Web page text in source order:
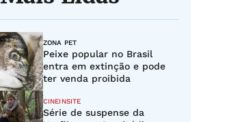
ZONA PET
Peixe popular no Brasil
entra em extinção e pode
ter venda proibida
CINEINSITE
Série de suspense da